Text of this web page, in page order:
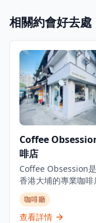
相關約會好去處
Coffee
啡店
Coffee Obsession
香港大埔的專業咖啡
是咖啡愛好者探索精
啡的理想去處。這家
而認真的咖啡店專注
咖啡廳
查看詳情